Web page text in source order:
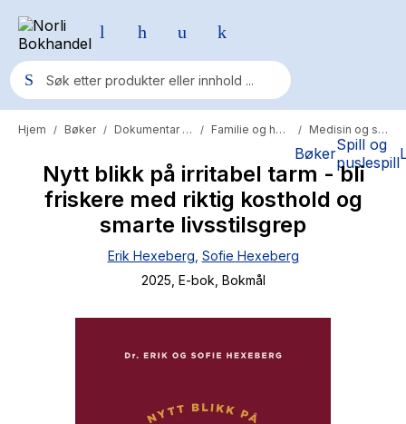
BøkerSpill og
puslespill
Populære søk
Pokemon
One piece
Hjem / Bøker / Dokumentar og fakta / Familie og helse / Medisin og sykdom
Nytt blikk på irritabel tarm - bli
friskere med riktig kosthold og
smarte livsstilsgrep
Erik Hexeberg Sofie Hexeberg
2025 , E-bok , Bokmål